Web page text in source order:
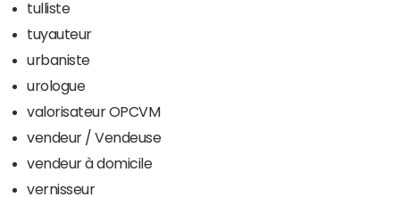
tulliste
tuyauteur
urbaniste
urologue
valorisateur OPCVM
vendeur / Vendeuse
vendeur à domicile
vernisseur